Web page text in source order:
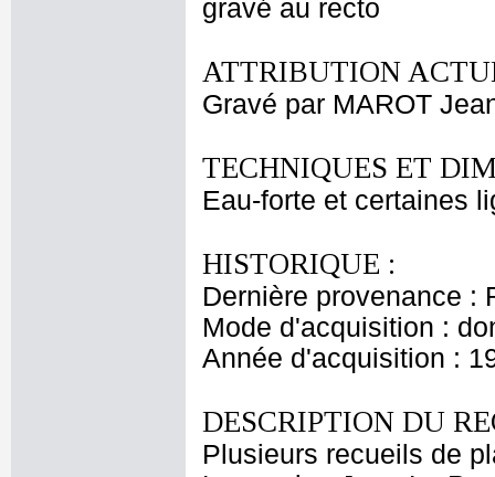
gravé au recto
ATTRIBUTION
Gravé par MAROT
TECHNIQUES ET
Eau-forte et certaines
HISTORIQUE :
Dernière provenance :
Mode d'acquisition :
Année d'acquisition :
DESCRIPTION DU
Plusieurs recueils de